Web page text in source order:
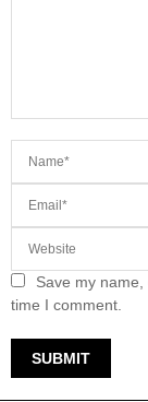
Save my
time I comment.